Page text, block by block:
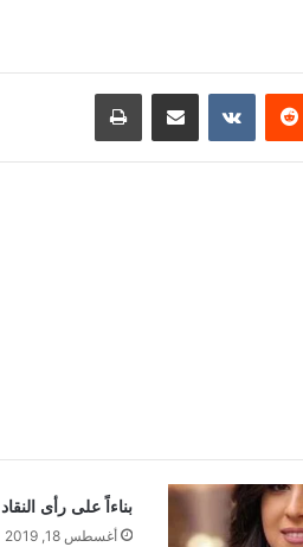
مشاركة عبر البريد طباعة
بناءاً على رأى النقاد
أغسطس 18, 2019